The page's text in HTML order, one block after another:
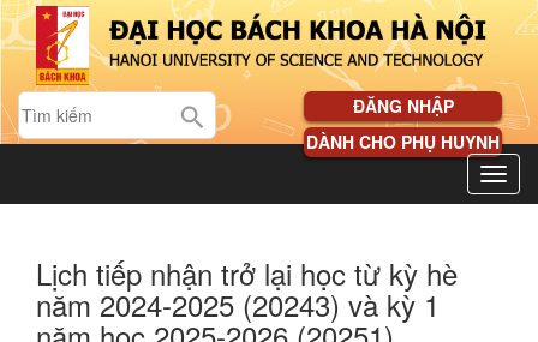
ĐĂNG NHẬP
DÀNH CHO PHỤ HUYNH
Lịch tiếp nhận trở lại học từ kỳ hè
năm 2024-2025 (20243) và kỳ 1